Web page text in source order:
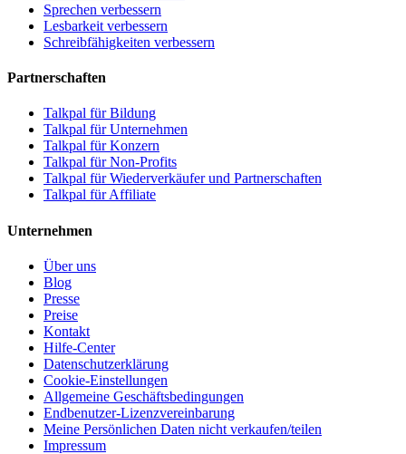
Sprechen verbessern
Lesbarkeit verbessern
Schreibfähigkeiten verbessern
Partnerschaften
Talkpal für Bildung
Talkpal für Unternehmen
Talkpal für Konzern
Talkpal für Non-Profits
Talkpal für Wiederverkäufer und Partnerschaften
Talkpal für Affiliate
Unternehmen
Über uns
Blog
Presse
Preise
Kontakt
Hilfe-Center
Datenschutzerklärung
Cookie-Einstellungen
Allgemeine Geschäftsbedingungen
Endbenutzer-Lizenzvereinbarung
Meine Persönlichen Daten nicht verkaufen/teilen
Impressum